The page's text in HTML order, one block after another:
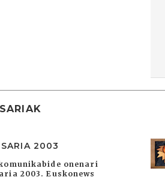
SARIAK
2003
onenari
2003. Euskonews